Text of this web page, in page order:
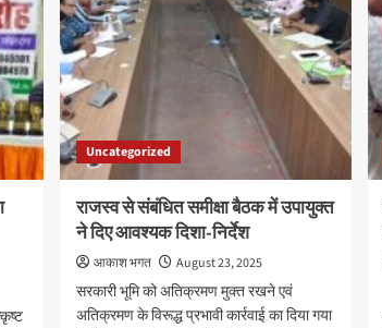
जयपुर
में
14
16
को
बड़ा
आंदोलन
Uncategorized
राजस्व से संबंधित समीक्षा बैठक में उपायुक्त
ने दिए आवश्यक दिशा-निर्देश
आकाश भगत
August 23, 2025
सरकारी भूमि को अतिक्रमण मुक्त रखने एवं
अतिक्रमण के विरूद्ध प्रभावी कार्रवाई का दिया गया